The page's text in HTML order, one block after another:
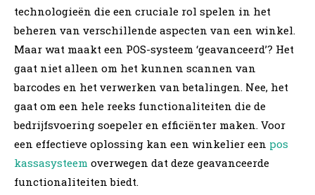
technologieën die een cruciale rol spelen in het
beheren van verschillende aspecten van een winkel.
Maar wat maakt een POS-systeem ‘geavanceerd’? Het
gaat niet alleen om het kunnen scannen van
barcodes en het verwerken van betalingen. Nee, het
gaat om een hele reeks functionaliteiten die de
bedrijfsvoering soepeler en efficiënter maken. Voor
een effectieve oplossing kan een winkelier een pos
kassasysteem overwegen dat deze geavanceerde
functionaliteiten biedt.